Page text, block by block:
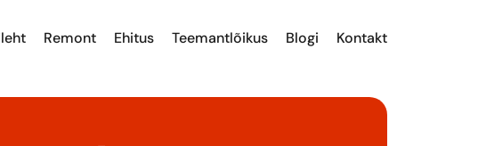
Remont Ehitus Teemantlõikus Blogi Kontakt